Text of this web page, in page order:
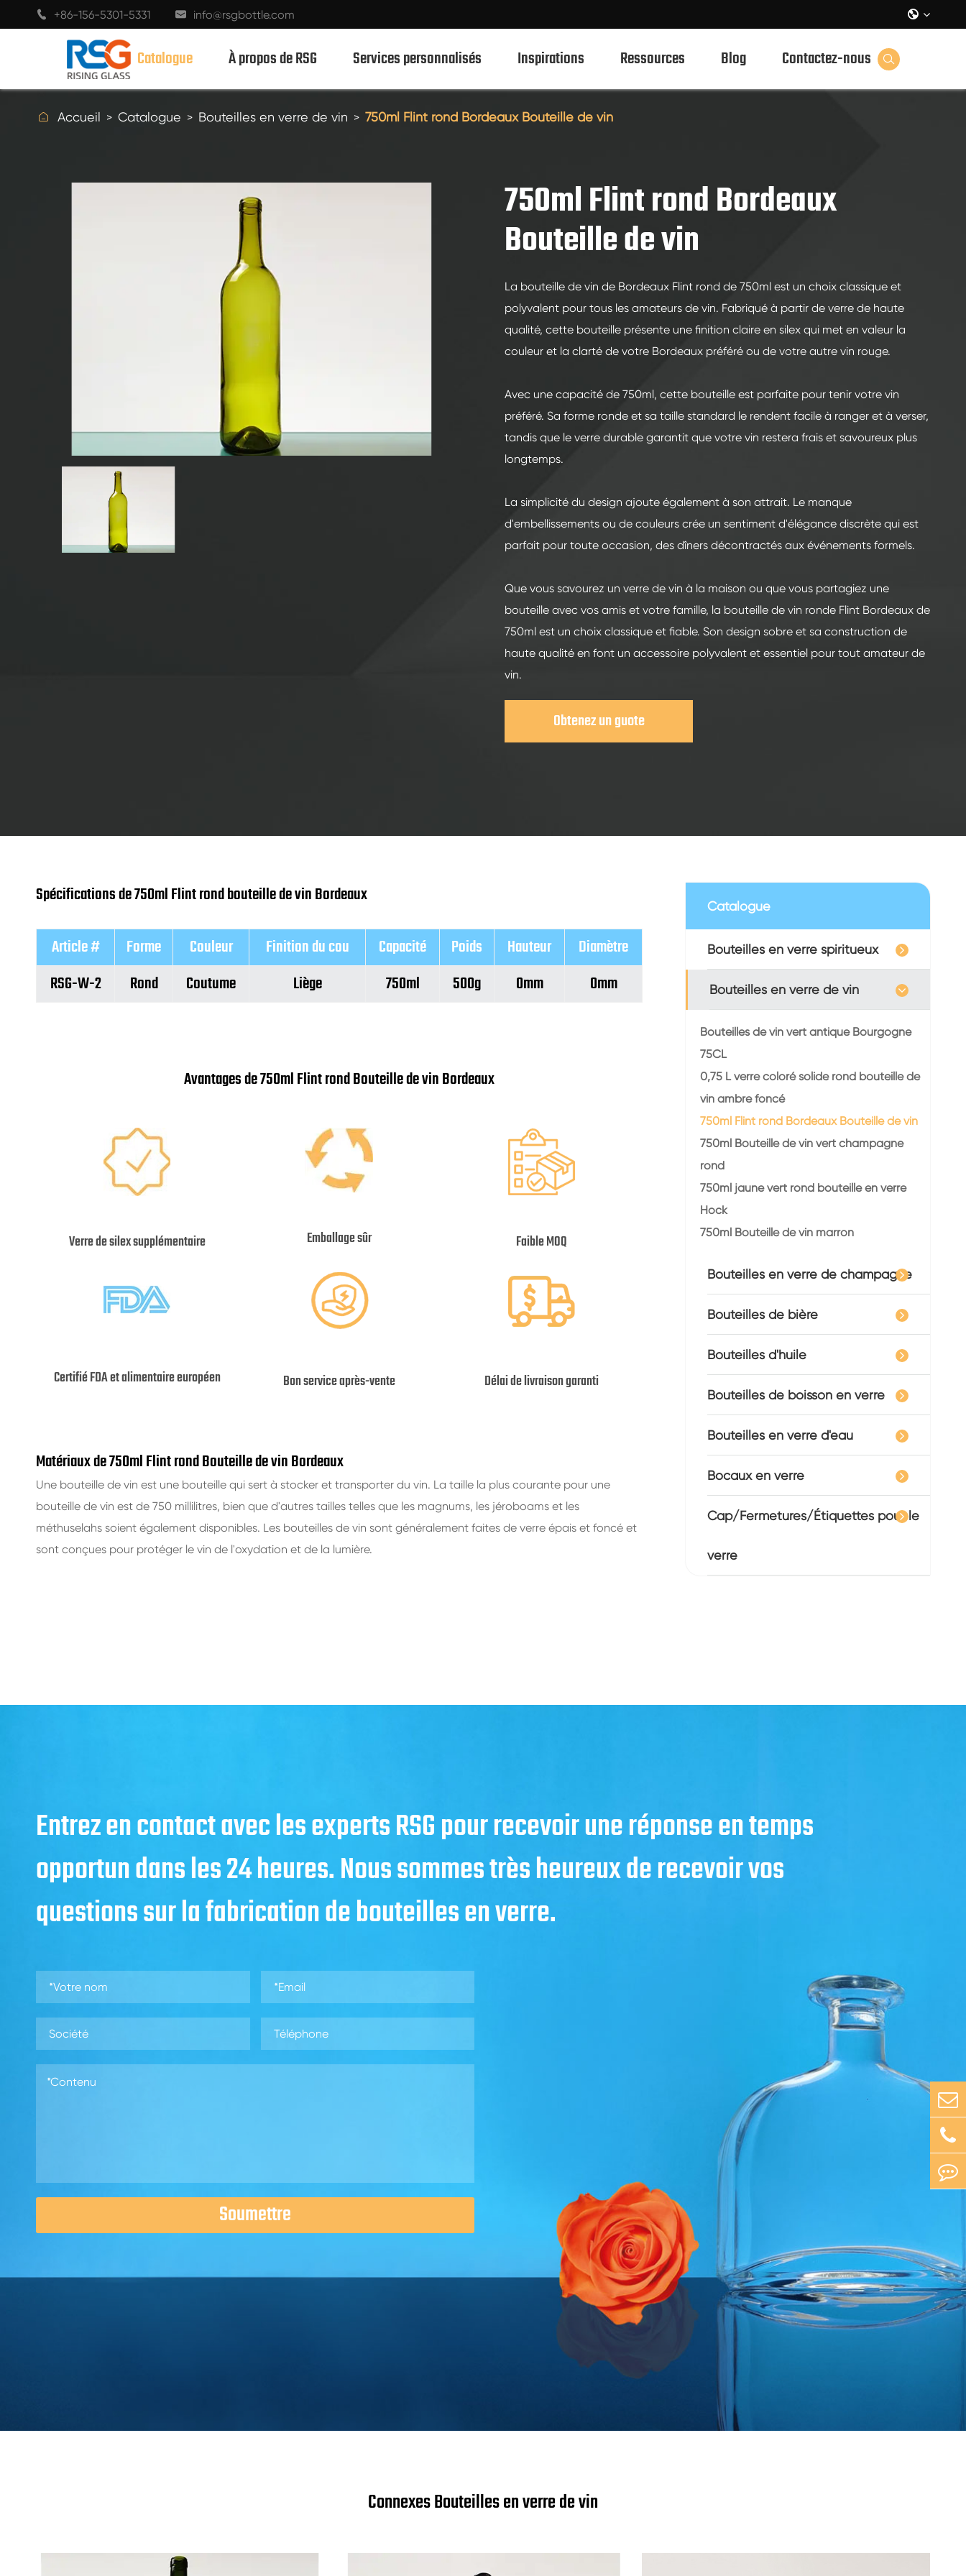
 +86-156-5301-5331  info@rsgbottle.com 
Catalogue
BOUTEILLES EN VERRE DE VIN
CAP/FERMETURES/ÉTIQUETTES POUR LE VERRE
700ml Bouteilles en verre de spiritueux
À propos de RSG Services personnalisés Inspirations Ressources Blog Contactez-nous 
 Accueil Catalogue Bouteilles en verre de vin 750ml Flint rond Bordeaux Bouteille de vin
750ml Flint rond Bordeaux
Bouteille de vin
La bouteille de vin de Bordeaux Flint rond de 750ml est un choix classique et
polyvalent pour tous les amateurs de vin. Fabriqué à partir de verre de haute
qualité, cette bouteille présente une finition claire en silex qui met en valeur la
couleur et la clarté de votre Bordeaux préféré ou de votre autre vin rouge.
Avec une capacité de 750ml, cette bouteille est parfaite pour tenir votre vin
préféré. Sa forme ronde et sa taille standard le rendent facile à ranger et à verser,
tandis que le verre durable garantit que votre vin restera frais et savoureux plus
longtemps.
La simplicité du design ajoute également à son attrait. Le manque
d'embellissements ou de couleurs crée un sentiment d'élégance discrète qui est
parfait pour toute occasion, des dîners décontractés aux événements formels.
Que vous savourez un verre de vin à la maison ou que vous partagiez une
bouteille avec vos amis et votre famille, la bouteille de vin ronde Flint Bordeaux de
750ml est un choix classique et fiable. Son design sobre et sa construction de
haute qualité en font un accessoire polyvalent et essentiel pour tout amateur de
vin.
Obtenez un guote
Spécifications de 750ml Flint rond bouteille de vin Bordeaux
Article # Forme Couleur Finition du cou Capacité Poids Hauteur
Diamètre
RSG-W-2
Rond Coutume Liège 750ml 500g 0mm 0mm
Avantages de 750ml Flint rond Bouteille de vin Bordeaux
Verre de silex supplémentaire Emballage sûr Faible MOQ
Certifié FDA et alimentaire européen Bon service après-vente Délai de livraison garanti
Matériaux de 750ml Flint rond Bouteille de vin Bordeaux
Une bouteille de vin est une bouteille qui sert à stocker et transporter du vin. La taille la plus courante pour une
bouteille de vin est de 750 millilitres, bien que d'autres tailles telles que les magnums, les jéroboams et les
méthuselahs soient également disponibles. Les bouteilles de vin sont généralement faites de verre épais et foncé et
sont conçues pour protéger le vin de l'oxydation et de la lumière.
Catalogue
Bouteilles en verre spiritueux
Bouteilles en verre de vin
Bouteilles de vin vert antique Bourgogne
75CL
0,75 L verre coloré solide rond bouteille de
vin ambre foncé
750ml Flint rond Bordeaux Bouteille de vin
750ml Bouteille de vin vert champagne
rond
750ml jaune vert rond bouteille en verre
Hock
750ml Bouteille de vin marron
Bouteilles en verre de champagne
Bouteilles de bière
Bouteilles d'huile
Bouteilles de boisson en verre
Bouteilles en verre d'eau
Bocaux en verre
Cap/Fermetures/Étiquettes pour le
verre
Entrez en contact avec les experts RSG pour recevoir une réponse en temps
opportun dans les 24 heures. Nous sommes très heureux de recevoir vos
questions sur la fabrication de bouteilles en verre.
Soumettre
Connexes Bouteilles en verre de vin